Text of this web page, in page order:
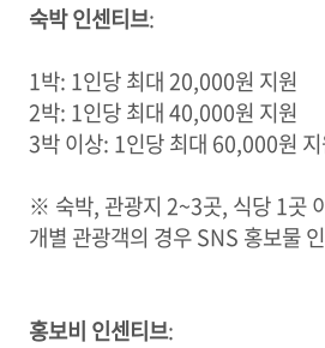
숙박 인센티브:
1박: 1인당 최대 20,000원 지원
2박: 1인당 최대 40,000원 지원
3박 이상: 1인당 최대 60,000원 지
※ 숙박, 관광지 2~3곳, 식당 1곳
개별 관광객의 경우 SNS 홍보물
홍보비 인센티브: